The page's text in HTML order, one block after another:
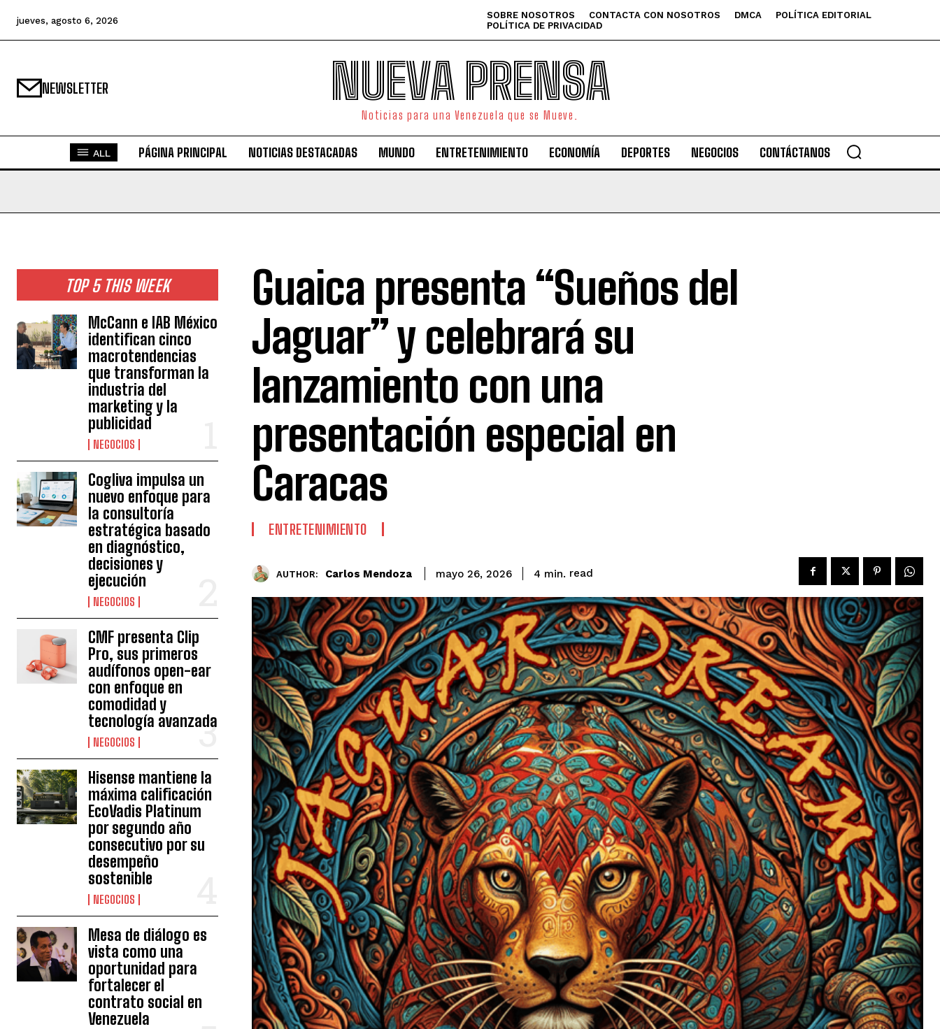
jueves, agosto 6, 2026 SOBRE NOSOTROS CONTACTA CON NOSOTROS DMCA
POLÍTICA EDITORIAL
POLÍTICA DE PRIVACIDAD
NEWSLETTER NUEVA PRENSA
Noticias para una Venezuela que se Mueve.
ALL PÁGINA PRINCIPAL NOTICIAS DESTACADAS MUNDO ENTRETENIMIENTO ECONOMÍA DEPORTES NEGOCIOS CONTÁCTANOS
TOP 5 THIS WEEK
McCann e IAB México
identifican cinco
macrotendencias
que transforman la
industria del
marketing y la
publicidad
NEGOCIOS
Cogliva impulsa un
nuevo enfoque para
la consultoría
estratégica basado
en diagnóstico,
decisiones y
ejecución
NEGOCIOS
CMF presenta Clip
Pro, sus primeros
audífonos open-ear
con enfoque en
comodidad y
tecnología avanzada
NEGOCIOS
Hisense mantiene la
máxima calificación
EcoVadis Platinum
por segundo año
consecutivo por su
desempeño
sostenible
NEGOCIOS
Mesa de diálogo es
vista como una
oportunidad para
fortalecer el
contrato social en
Venezuela
Guaica presenta “Sueños del
Jaguar” y celebrará su
lanzamiento con una
presentación especial en
Caracas
ENTRETENIMIENTO
AUTHOR: Carlos Mendoza mayo 26, 2026 4 min. read